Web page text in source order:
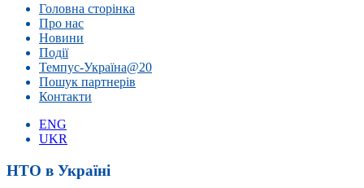
Головна сторінка
Про нас
Новини
Події
Темпус-Україна@20
Пошук партнерів
Контакти
ENG
UKR
НТО в Україні